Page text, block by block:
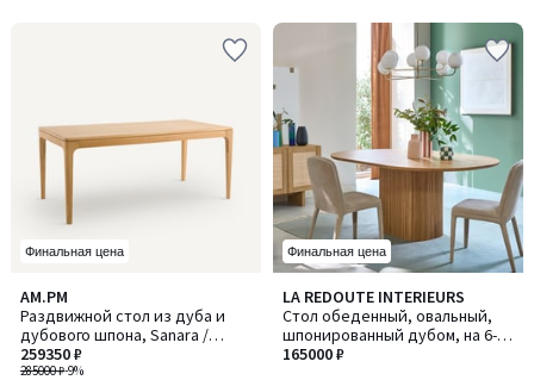
Финальная цена
AM.PM
Раздвижной стол из дуба и
дубового шпона, Sanara /
Санара
285000 ₽-9%
259350 ₽
3,7
/ 5
Финальная цена
LA REDOUTE INTERIEURS
Стол обеденный, овальный,
шпонированный дубом, на 6-8
персон, TAMULA / ТАМУЛА
165000 ₽
4,6
/ 5